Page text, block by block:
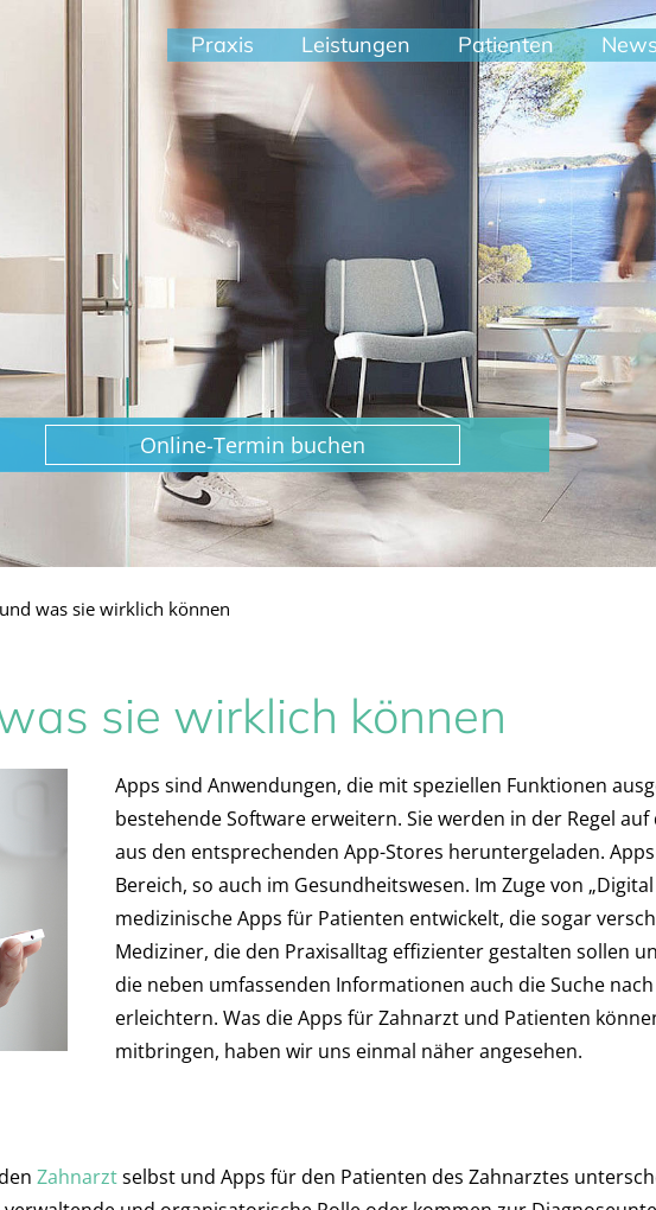
Praxis Leistungen Patienten News
Online-Termin buchen
was sie wirklich können
sie wirklich können
Apps sind Anwendungen, die mit speziellen Funktionen
bestehende Software erweitern. Sie werden in der Regel
aus den entsprechenden App-Stores heruntergeladen.
Bereich, so auch im Gesundheitswesen. Im Zuge von
medizinische Apps für Patienten entwickelt, die sogar
Mediziner, die den Praxisalltag effizienter gestalten sollen
die neben umfassenden Informationen auch die Suche
erleichtern. Was die Apps für Zahnarzt und Patienten
mitbringen, haben wir uns einmal näher angesehen.
Zahnarztselbst und Apps für den Patienten des Zahnarztes